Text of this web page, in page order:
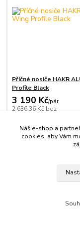
Příčné nosiče HAKR
Profile Black
3 190 Kč/pár
2 636,36 Kč bez
Přidat do
Náš e-shop a
cookies, aby Vám